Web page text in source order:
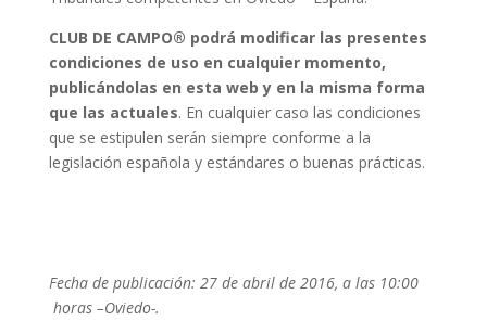
CLUB DE CAMPO® podrá modificar las presentes
condiciones de uso en cualquier momento,
publicándolas en esta web y en la misma forma
que las actuales. En cualquier caso las condiciones
que se estipulen serán siempre conforme a la
legislación española y estándares o buenas prácticas.
Fecha de publicación: 27 de abril de 2016, a las 10:00
horas –Oviedo-.